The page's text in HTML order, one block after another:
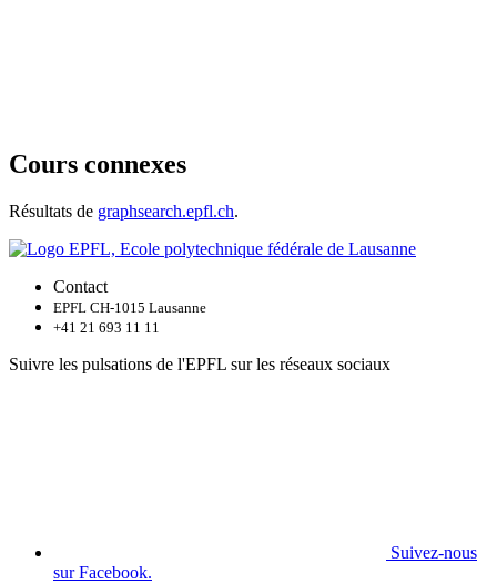
Cours connexes
Résultats de graphsearch.epfl.ch.
Contact
EPFL CH-1015 Lausanne
+41 21 693 11 11
Suivre les pulsations de l'EPFL sur les réseaux sociaux
Suivez-nous
sur Facebook.